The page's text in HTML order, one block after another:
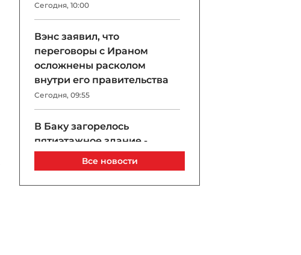
Сегодня, 10:00
Вэнс заявил, что
переговоры с Ираном
осложнены расколом
внутри его правительства
Сегодня, 09:55
В Баку загорелось
пятиэтажное здание -
ВИДЕО
Сегодня, 09:50
Все новости